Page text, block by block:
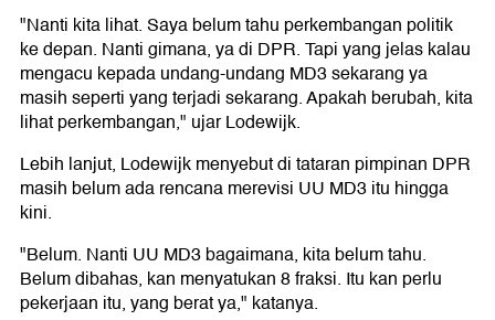
"Nanti kita lihat. Saya belum tahu perkembangan politik
ke depan. Nanti gimana, ya di DPR. Tapi yang jelas kalau
mengacu kepada undang-undang MD3 sekarang ya
masih seperti yang terjadi sekarang. Apakah berubah, kita
lihat perkembangan," ujar Lodewijk.
Lebih lanjut, Lodewijk menyebut di tataran pimpinan DPR
masih belum ada rencana merevisi UU MD3 itu hingga
kini.
"Belum. Nanti UU MD3 bagaimana, kita belum tahu.
Belum dibahas, kan menyatukan 8 fraksi. Itu kan perlu
pekerjaan itu, yang berat ya," katanya.